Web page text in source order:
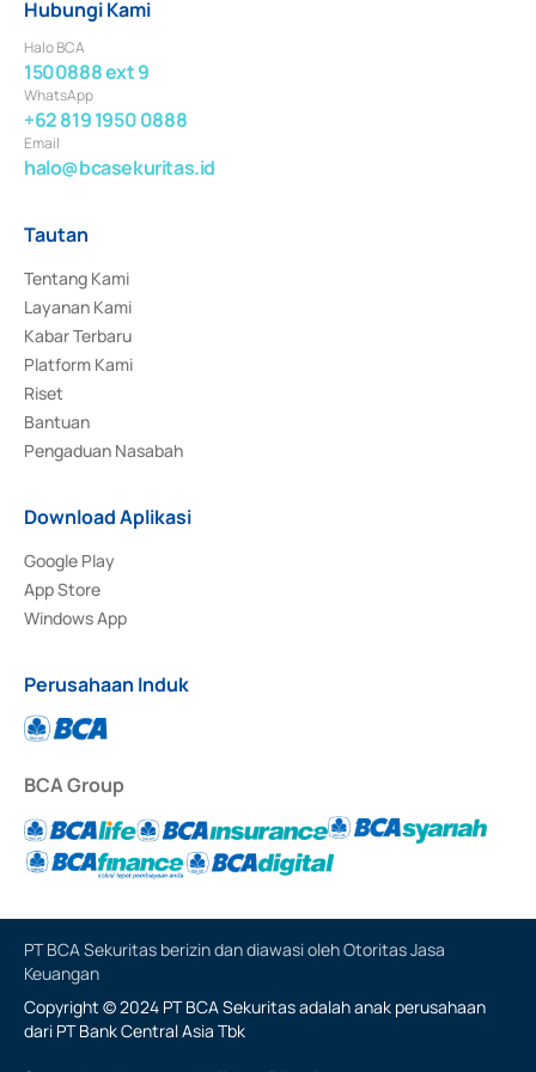
Hubungi Kami
Halo BCA
1500888 ext 9
WhatsApp
+62 819 1950 0888
Email
halo@bcasekuritas.id
Tautan
Tentang Kami
Layanan Kami
Kabar Terbaru
Platform Kami
Riset
Bantuan
Pengaduan Nasabah
Download Aplikasi
Google Play
App Store
Windows App
Perusahaan Induk
BCA Group
PT BCA Sekuritas berizin dan diawasi oleh Otoritas Jasa
Keuangan
Copyright © 2024 PT BCA Sekuritas adalah anak perusahaan
dari PT Bank Central Asia Tbk